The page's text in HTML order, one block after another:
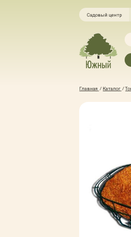
Садовый центр
Главная / Каталог /